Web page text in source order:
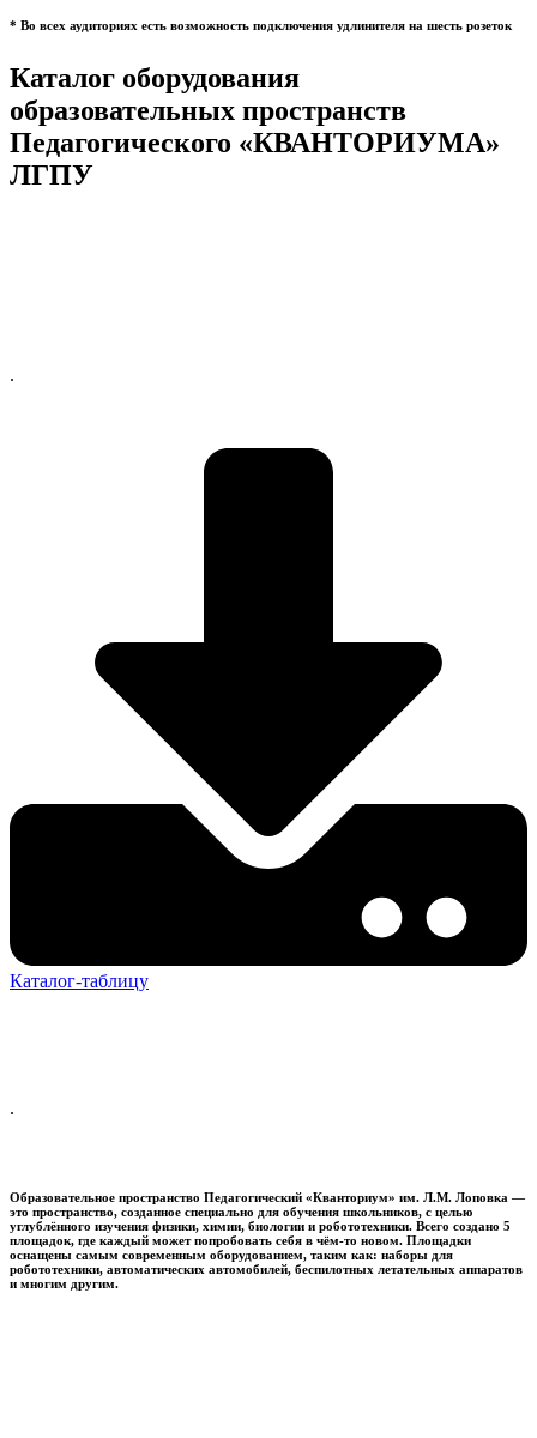
* Во всех аудиториях есть возможность подключения удлинителя на шесть розеток
Каталог оборудования
образовательных пространств
Педагогического «КВАНТОРИУМА»
ЛГПУ
.
Каталог-таблицу
.
Образовательное пространство Педагогический «Кванториум» им. Л.М. Лоповка —
это пространство, созданное специально для обучения школьников, с целью
углублённого изучения физики, химии, биологии и робототехники. Всего создано 5
площадок, где каждый может попробовать себя в чём-то новом. Площадки
оснащены самым современным оборудованием, таким как: наборы для
робототехники, автоматических автомобилей, беспилотных летательных аппаратов
и многим другим.